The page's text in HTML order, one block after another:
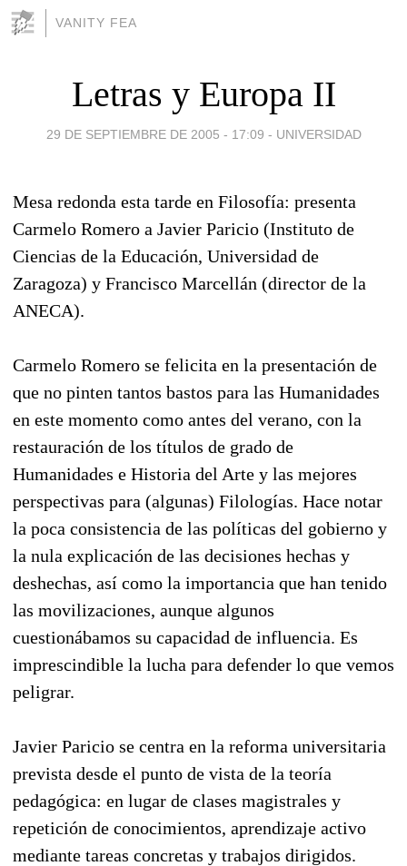
VANITY FEA
Letras y Europa II
29 DE SEPTIEMBRE DE 2005 - 17:09 - UNIVERSIDAD
Mesa redonda esta tarde en Filosofía: presenta
Carmelo Romero a Javier Paricio (Instituto de
Ciencias de la Educación, Universidad de
Zaragoza) y Francisco Marcellán (director de la
ANECA).
Carmelo Romero se felicita en la presentación de
que no pinten tantos bastos para las Humanidades
en este momento como antes del verano, con la
restauración de los títulos de grado de
Humanidades e Historia del Arte y las mejores
perspectivas para (algunas) Filologías. Hace notar
la poca consistencia de las políticas del gobierno y
la nula explicación de las decisiones hechas y
deshechas, así como la importancia que han tenido
las movilizaciones, aunque algunos
cuestionábamos su capacidad de influencia. Es
imprescindible la lucha para defender lo que vemos
peligrar.
Javier Paricio se centra en la reforma universitaria
prevista desde el punto de vista de la teoría
pedagógica: en lugar de clases magistrales y
repetición de conocimientos, aprendizaje activo
mediante tareas concretas y trabajos dirigidos.